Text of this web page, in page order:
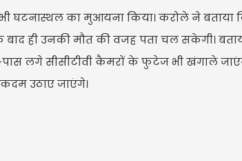
घटनास्थल का मुआयना किया। करोले ने बताया
बाद ही उनकी मौत की वजह पता चल सकेगी।
लगे सीसीटीवी कैमरों के फुटेज भी खंगाले
उठाए जाएंगे।